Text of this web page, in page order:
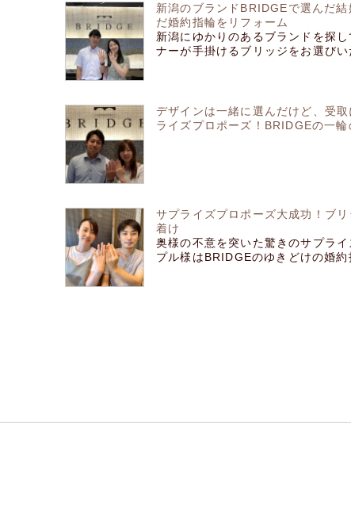
新潟のブランドBRIDGEで選んだ
だ婚約指輪をリフォーム
新潟にゆかりのあるブランドを探
ナーが手掛けるブリッジをお選び
デザインは一緒に選んだけど、受
ライズプロポーズ！BRIDGEの一
サプライズプロポーズ大成功！ブ
着け
奥様の不意を突いた驚きのサプラ
プル様はBRIDGEのゆきどけの婚